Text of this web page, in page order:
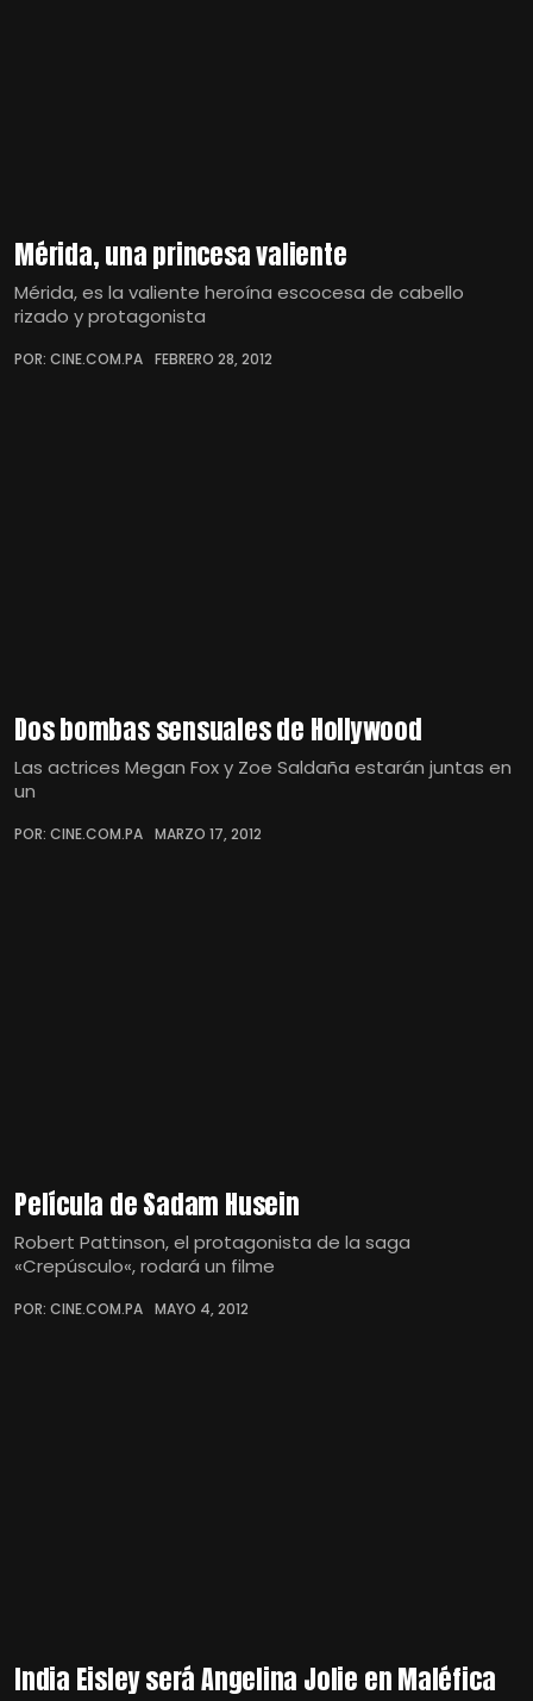
Mérida, una princesa valiente
Mérida, es la valiente heroína escocesa de cabello
rizado y protagonista
POR: CINE.COM.PA FEBRERO 28, 2012
Dos bombas sensuales de Hollywood
Las actrices Megan Fox y Zoe Saldaña estarán juntas en
un
POR: CINE.COM.PA MARZO 17, 2012
Película de Sadam Husein
Robert Pattinson, el protagonista de la saga
«Crepúsculo«, rodará un filme
POR: CINE.COM.PA MAYO 4, 2012
India Eisley será Angelina Jolie en Maléfica